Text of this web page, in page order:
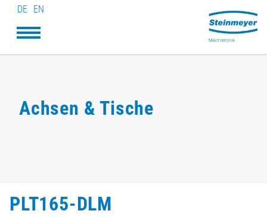
DE EN
Achsen & Tische
PLT165-DLM